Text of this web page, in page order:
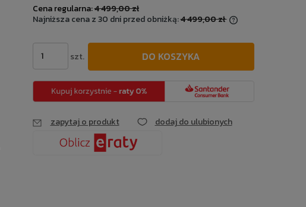
Cena regularna:4 499,00 zł
Najniższa cena z 30 dni przed obniżką:4 499,00 zł
Jeżeli produkt jest sprzedawany krócej
niż 30 dni, wyświetlana jest najniższa
cena od momentu, kiedy produkt pojawił
się w sprzedaży.
szt. DO KOSZYKA
zapytaj o produkt dodaj do ulubionych